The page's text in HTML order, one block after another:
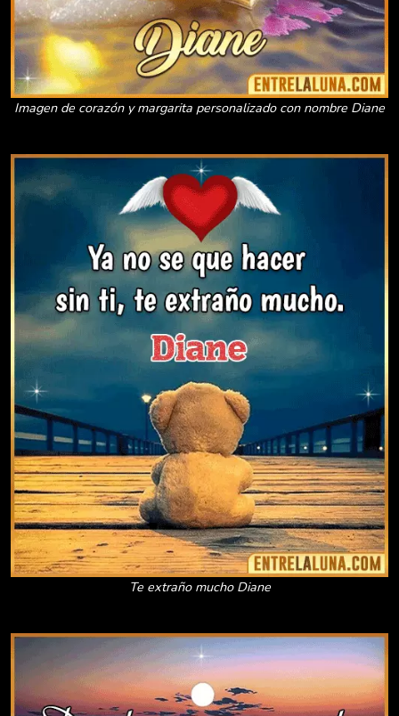
Imagen de corazón y margarita personalizado con nombre Diane
Te extraño mucho Diane